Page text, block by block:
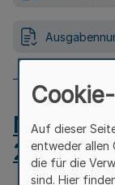
Auf dieser
entweder allen
die für die
sind. Hier